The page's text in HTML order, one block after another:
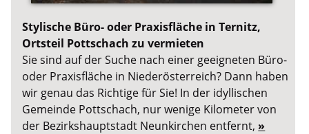
Stylische Büro- oder Praxisfläche in Ternitz,
Ortsteil Pottschach zu vermieten
Sie sind auf der Suche nach einer geeigneten Büro-
oder Praxisfläche in Niederösterreich? Dann haben
wir genau das Richtige für Sie! In der idyllischen
Gemeinde Pottschach, nur wenige Kilometer von
der Bezirkshauptstadt Neunkirchen entfernt, »